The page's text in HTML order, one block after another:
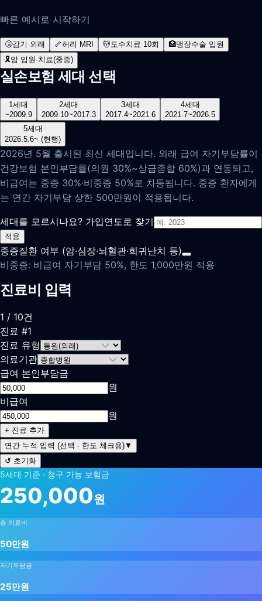
빠른 예시로 시작하기
🤧감기 외래 🦴허리 MRI 💆도수치료 10회 🏥맹장수술 입원
🎗️암 입원·치료(중증)
실손보험 세대 선택
1세대
~2009.9
2세대
2009.10~2017.3
3세대
2017.4~2021.6
4세대
2021.7~2026.5
5세대
2026.5.6~ (현행)
2026년 5월 출시된 최신 세대입니다. 외래 급여 자기부담률이
건강보험 본인부담률(의원 30%~상급종합 60%)과 연동되고,
비급여는 중증 30%·비중증 50%로 차등됩니다. 중증 환자에게
는 연간 자기부담 상한 500만원이 적용됩니다.
세대를 모르시나요? 가입연도로 찾기
적용
중증질환 여부 (암·심장·뇌혈관·희귀난치 등)
비중증: 비급여 자기부담 50%, 한도 1,000만원 적용
진료비 입력
1 / 10건
진료 #1
진료 유형
의료기관
급여 본인부담금
원
비급여
원
+ 진료 추가
연간 누적 입력 (선택 · 한도 체크용)▼
↺ 초기화
5세대 기준 · 청구 가능 보험금
250,000원
총 의료비
50만원
자기부담금
25만원